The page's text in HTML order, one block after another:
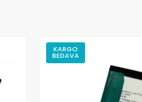
KARGO
BEDAVA